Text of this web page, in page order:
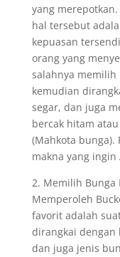
yang
hal tersebut
kepuasan
orang yang
salahnya
kemudian
segar, dan juga
bercak hitam
(Mahkota bunga).
makna yang ingin
2. Memilih Bunga
Memperoleh
favorit adalah
dirangkai dengan
dan juga jenis